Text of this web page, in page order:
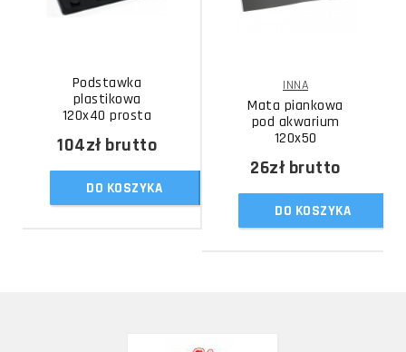
Podstawka
plastikowa
120x40 prosta
104złbrutto
DO KOSZYKA
INNA
Mata piankowa
pod akwarium
120x50
26złbrutto
DO KOSZYKA